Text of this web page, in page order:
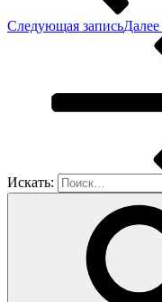
Следующая записьДалее
Искать: